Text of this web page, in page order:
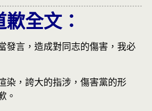
全文：
發言，造成對同志的傷害，我必
染，誇大的指涉，傷害黨的形
。